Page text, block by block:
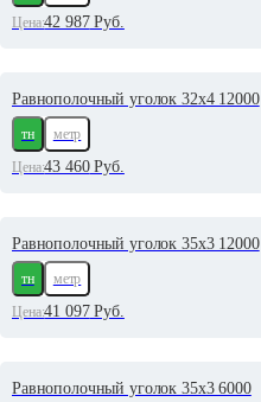
Цена:42 987Руб.
Равнополочный уголок 32х4 12000
тн
метр
Цена:43 460Руб.
Равнополочный уголок 35х3 12000
тн
метр
Цена:41 097Руб.
Равнополочный уголок 35х3 6000